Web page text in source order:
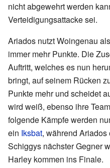
nicht abgewehrt werden
Verteidigungsattacke sei.
Ariados nutzt Woingenau
immer mehr Punkte. Die
Auftritt, welches es nun
bringt, auf seinem Rücken
Punkte mehr und scheidet
wird weiß, ebenso ihre
folgende Kämpfe werden
ein Iksbat, während Ariados
Schiggys nächster Gegner
Harley kommen ins Finale.